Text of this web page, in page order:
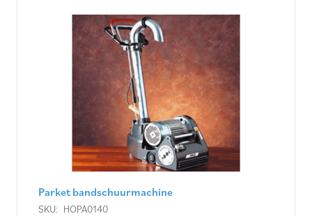
Parket bandschuurmachine
SKU: HOPA0140